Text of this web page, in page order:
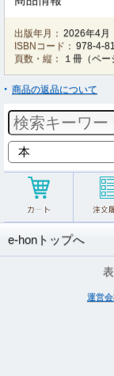
出版年月： 2026年4月
ISBNコード： 978-4-
頁数・縦：
１冊（ペ
商品の返品について
e-honトップへ
運営